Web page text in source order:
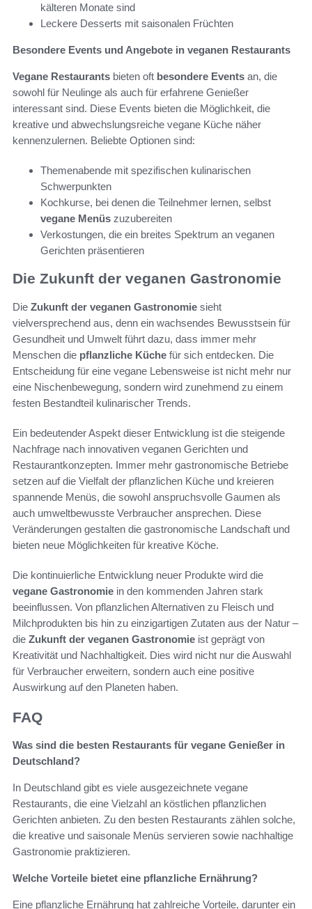
kälteren Monate sind
Leckere Desserts mit saisonalen Früchten
Besondere Events und Angebote in veganen Restaurants
Vegane Restaurants bieten oft besondere Events an, die
sowohl für Neulinge als auch für erfahrene Genießer
interessant sind. Diese Events bieten die Möglichkeit, die
kreative und abwechslungsreiche vegane Küche näher
kennenzulernen. Beliebte Optionen sind:
Themenabende mit spezifischen kulinarischen
Schwerpunkten
Kochkurse, bei denen die Teilnehmer lernen, selbst
vegane Menüs zuzubereiten
Verkostungen, die ein breites Spektrum an veganen
Gerichten präsentieren
Die Zukunft der veganen Gastronomie
Die Zukunft der veganen Gastronomie sieht
vielversprechend aus, denn ein wachsendes Bewusstsein für
Gesundheit und Umwelt führt dazu, dass immer mehr
Menschen die pflanzliche Küche für sich entdecken. Die
Entscheidung für eine vegane Lebensweise ist nicht mehr nur
eine Nischenbewegung, sondern wird zunehmend zu einem
festen Bestandteil kulinarischer Trends.
Ein bedeutender Aspekt dieser Entwicklung ist die steigende
Nachfrage nach innovativen veganen Gerichten und
Restaurantkonzepten. Immer mehr gastronomische Betriebe
setzen auf die Vielfalt der pflanzlichen Küche und kreieren
spannende Menüs, die sowohl anspruchsvolle Gaumen als
auch umweltbewusste Verbraucher ansprechen. Diese
Veränderungen gestalten die gastronomische Landschaft und
bieten neue Möglichkeiten für kreative Köche.
Die kontinuierliche Entwicklung neuer Produkte wird die
vegane Gastronomie in den kommenden Jahren stark
beeinflussen. Von pflanzlichen Alternativen zu Fleisch und
Milchprodukten bis hin zu einzigartigen Zutaten aus der Natur –
die Zukunft der veganen Gastronomie ist geprägt von
Kreativität und Nachhaltigkeit. Dies wird nicht nur die Auswahl
für Verbraucher erweitern, sondern auch eine positive
Auswirkung auf den Planeten haben.
FAQ
Was sind die besten Restaurants für vegane Genießer in
Deutschland?
In Deutschland gibt es viele ausgezeichnete vegane
Restaurants, die eine Vielzahl an köstlichen pflanzlichen
Gerichten anbieten. Zu den besten Restaurants zählen solche,
die kreative und saisonale Menüs servieren sowie nachhaltige
Gastronomie praktizieren.
Welche Vorteile bietet eine pflanzliche Ernährung?
Eine pflanzliche Ernährung hat zahlreiche Vorteile, darunter ein